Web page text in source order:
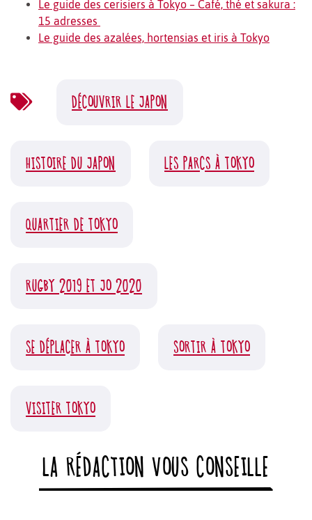
Le guide des cerisiers à Tokyo – Café, thé et sakura :
15 adresses
Le guide des azalées, hortensias et iris à Tokyo
DÉCOUVRIR LE JAPON
HISTOIRE DU JAPON LES PARCS À TOKYO
QUARTIER DE TOKYO
RUGBY 2019 ET JO 2020
SE DÉPLACER À TOKYO SORTIR À TOKYO
VISITER TOKYO
LA RÉDACTION VOUS CONSEILLE